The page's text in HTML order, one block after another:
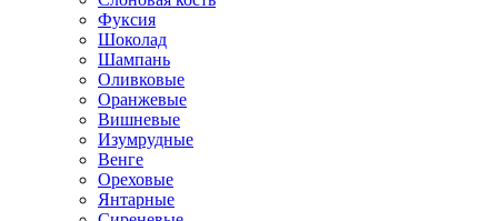
Фуксия
Шоколад
Шампань
Оливковые
Оранжевые
Вишневые
Изумрудные
Венге
Ореховые
Янтарные